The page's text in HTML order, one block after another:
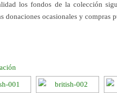
los fondos de la colección
donaciones ocasionales y compras